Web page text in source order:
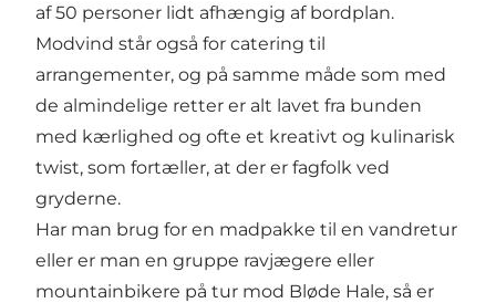
af 50 personer lidt afhængig af bordplan.
Modvind står også for catering til
arrangementer, og på samme måde som med
de almindelige retter er alt lavet fra bunden
med kærlighed og ofte et kreativt og kulinarisk
twist, som fortæller, at der er fagfolk ved
gryderne.
Har man brug for en madpakke til en vandretur
eller er man en gruppe ravjægere eller
mountainbikere på tur mod Bløde Hale, så er